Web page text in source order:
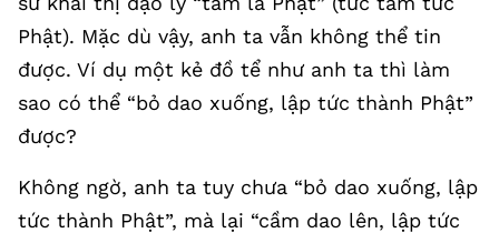
Phật). Mặc dù vậy, anh ta vẫn không thể tin
được. Ví dụ một kẻ đồ tể như anh ta thì làm
sao có thể “bỏ dao xuống, lập tức thành Phật”
được?
Không ngờ, anh ta tuy chưa “bỏ dao xuống, lập
tức thành Phật”, mà lại “cầm dao lên, lập tức